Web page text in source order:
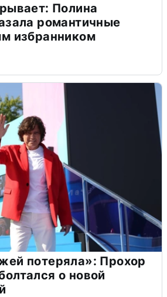
Полина
романтичные
избранником
потеряла»: Прохор
о новой